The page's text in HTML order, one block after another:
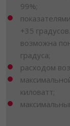
99%;
+35
возможна
градуса;
расходом
киловатт;